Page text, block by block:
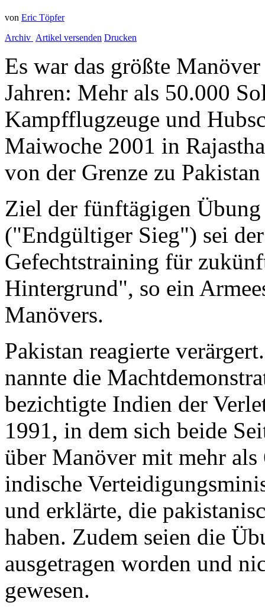
von Eric Töpfer
Archiv Artikel versenden Drucken
Es war das größte
Jahren: Mehr als 50.000
Kampfflugzeuge und
Maiwoche 2001 in
von der Grenze zu
Ziel der fünftägigen
("Endgültiger Sieg") sei
Gefechtstraining für
Hintergrund", so ein
Manövers.
Pakistan reagierte
nannte die
bezichtigte Indien der
1991, in dem sich beide
über Manöver mit mehr
indische
und erklärte, die
haben. Zudem seien die
ausgetragen worden und
gewesen.